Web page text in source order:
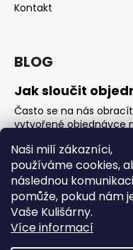
Naši milí zákazníci,
používáme cookies,
následnou
pomůže, pokud nám
Vaše Kulišárny.
Více informací
Kontakt
BLOG
Jak sloučit
Často se na nás
vytvořené objednávce
Jak vybrat
Nejčastější otázka,
vybrat rostoucí overal
OVERALY jaké
Overaly jsou velmi
oblékají, nevykasávají